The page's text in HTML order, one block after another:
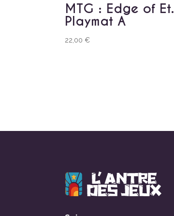
MTG : Edge of Et.
Playmat A
22,00€